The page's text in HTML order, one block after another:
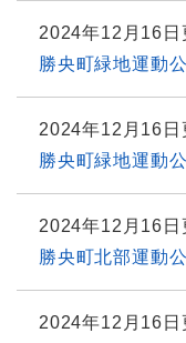
2024年12月16日
勝央町緑地運動
2024年12月16日
勝央町緑地運動
2024年12月16日
勝央町北部運動
2024年12月16日